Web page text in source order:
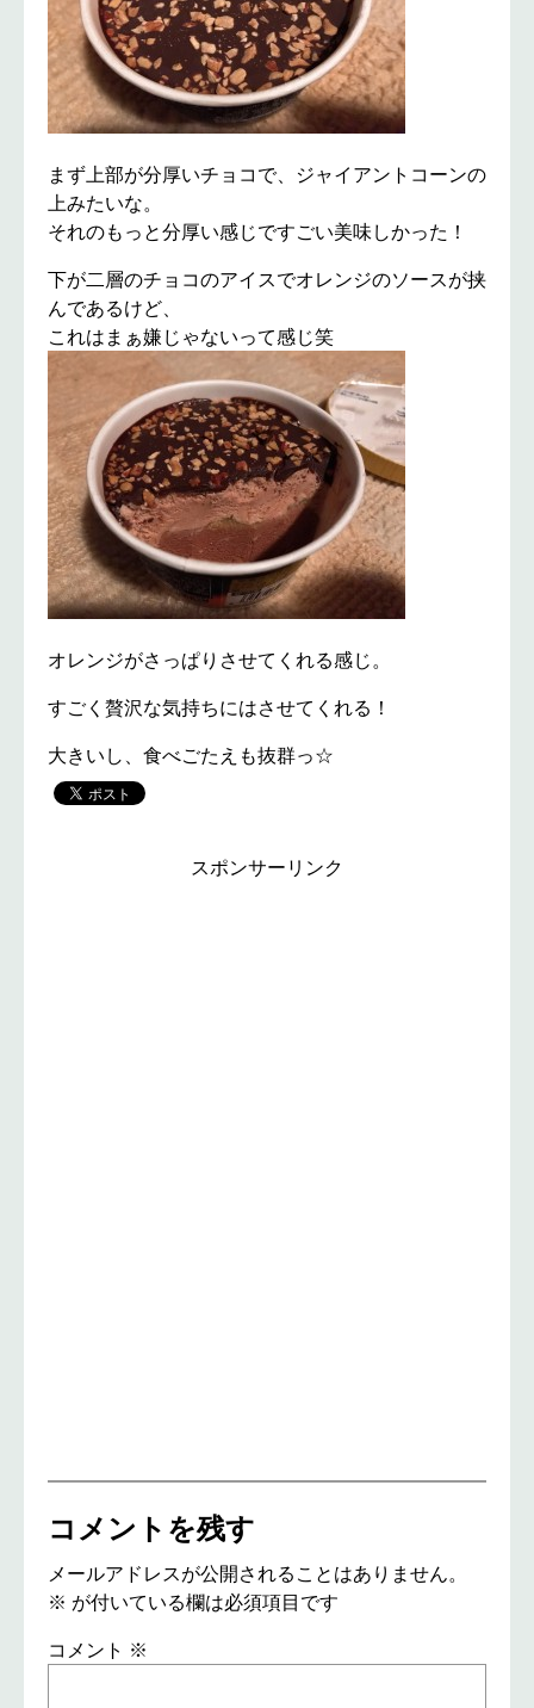
まず上部が分厚いチョコで、ジャイアントコーンの
上みたいな。
それのもっと分厚い感じですごい美味しかった！
下が二層のチョコのアイスでオレンジのソースが挟
んであるけど、
これはまぁ嫌じゃないって感じ笑
オレンジがさっぱりさせてくれる感じ。
すごく贅沢な気持ちにはさせてくれる！
大きいし、食べごたえも抜群っ☆
スポンサーリンク
コメントを残す
メールアドレスが公開されることはありません。
※ が付いている欄は必須項目です
コメント ※